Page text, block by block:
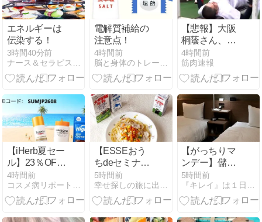
エネルギーは
伝染する！
3時間40分前
電解質補給の
注意点！
4時間前
【悲報】大阪
桐蔭さん、ベ
ンチプレスが
下手くそすぎ
て炎上
4時間前
筋肉速報
【iHerb夏セー
ル】23％OFF
でポチった購
入品7選！8月
10日23:59ま
4時間前
【ESSEおう
ちdeセミナー
2026夏♪日本
テトラパック
「ロングライ
5時間前
【がっちりマ
ンデー】儲か
る！地元ビジ
ネスホテル～
ホテルたいよ
5時間前